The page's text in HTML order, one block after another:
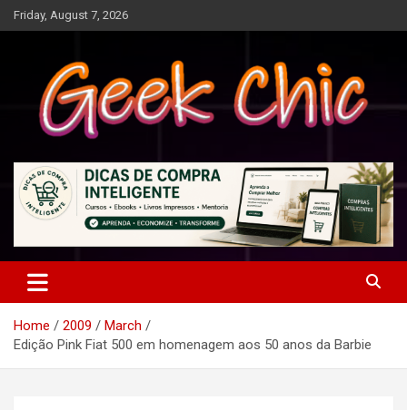
Skip
to
Friday, August 7, 2026
Geek Chic
Home 2009
March
Edição Pink Fiat 500 em homenagem aos 50 anos da Barbie